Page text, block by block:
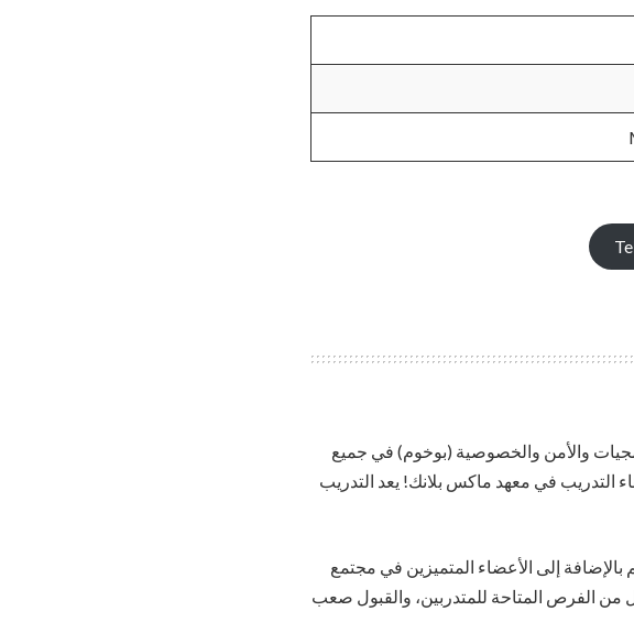
والأمن والخصوصية (بوخوم) في جميع
التدريب في معهد ماكس بلانك! يعد التدريب
بالإضافة إلى الأعضاء المتميزين في مجتمع
من الفرص المتاحة للمتدربين، والقبول صعب